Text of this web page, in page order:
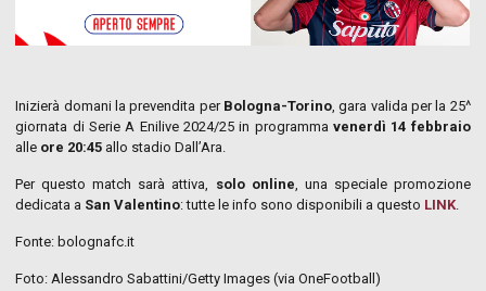
Inizierà domani la prevendita per Bologna-Torino, gara valida per la 25^
giornata di Serie A Enilive 2024/25 in programmavenerdì 14 febbraio
alle ore 20:45 allo stadio Dall’Ara.
Per questo match sarà attiva, solo online , una speciale promozione
dedicata a San Valentino: tutte le info sono disponibili a questo LINK
Fonte: bolognafc.it
Foto: Alessandro Sabattini/Getty Images (via OneFootball)